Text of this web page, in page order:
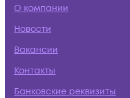
О компании
Новости
Вакансии
Контакты
Банковские реквизиты